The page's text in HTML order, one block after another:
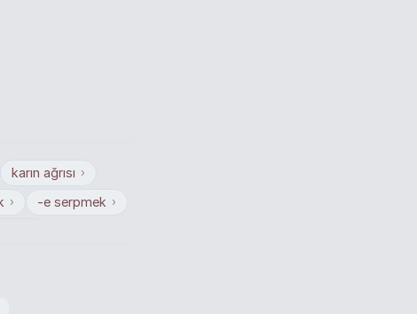
karın ağrısı ›
› -e serpmek ›